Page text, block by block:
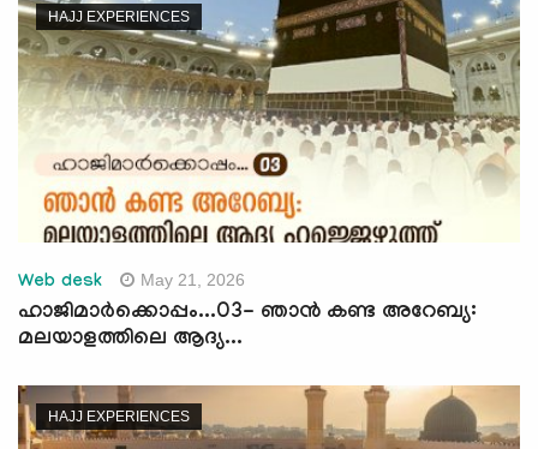
HAJJ EXPERIENCES
Web desk May 21, 2026
ഹാജിമാര്‍ക്കൊപ്പം...03- ഞാൻ കണ്ട അറേബ്യ:
മലയാളത്തിലെ ആദ്യ...
HAJJ EXPERIENCES